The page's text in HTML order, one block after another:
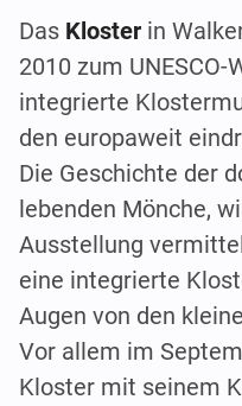
Das Kloster in
2010 zum
integrierte
den europaweit
Die Geschichte der
lebenden Mönche,
Ausstellung
eine integrierte
Augen von den
Vor allem im
Kloster mit seinem